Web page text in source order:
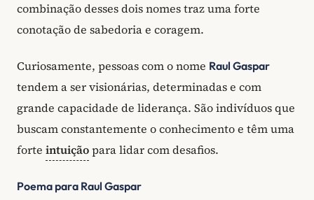
combinação desses dois nomes traz uma forte
conotação de sabedoria e coragem.
Curiosamente, pessoas com o nome Raul Gaspar
tendem a ser visionárias, determinadas e com
grande capacidade de liderança. São indivíduos que
buscam constantemente o conhecimento e têm uma
forte intuiçãopara lidar com desafios.
Poema para Raul Gaspar